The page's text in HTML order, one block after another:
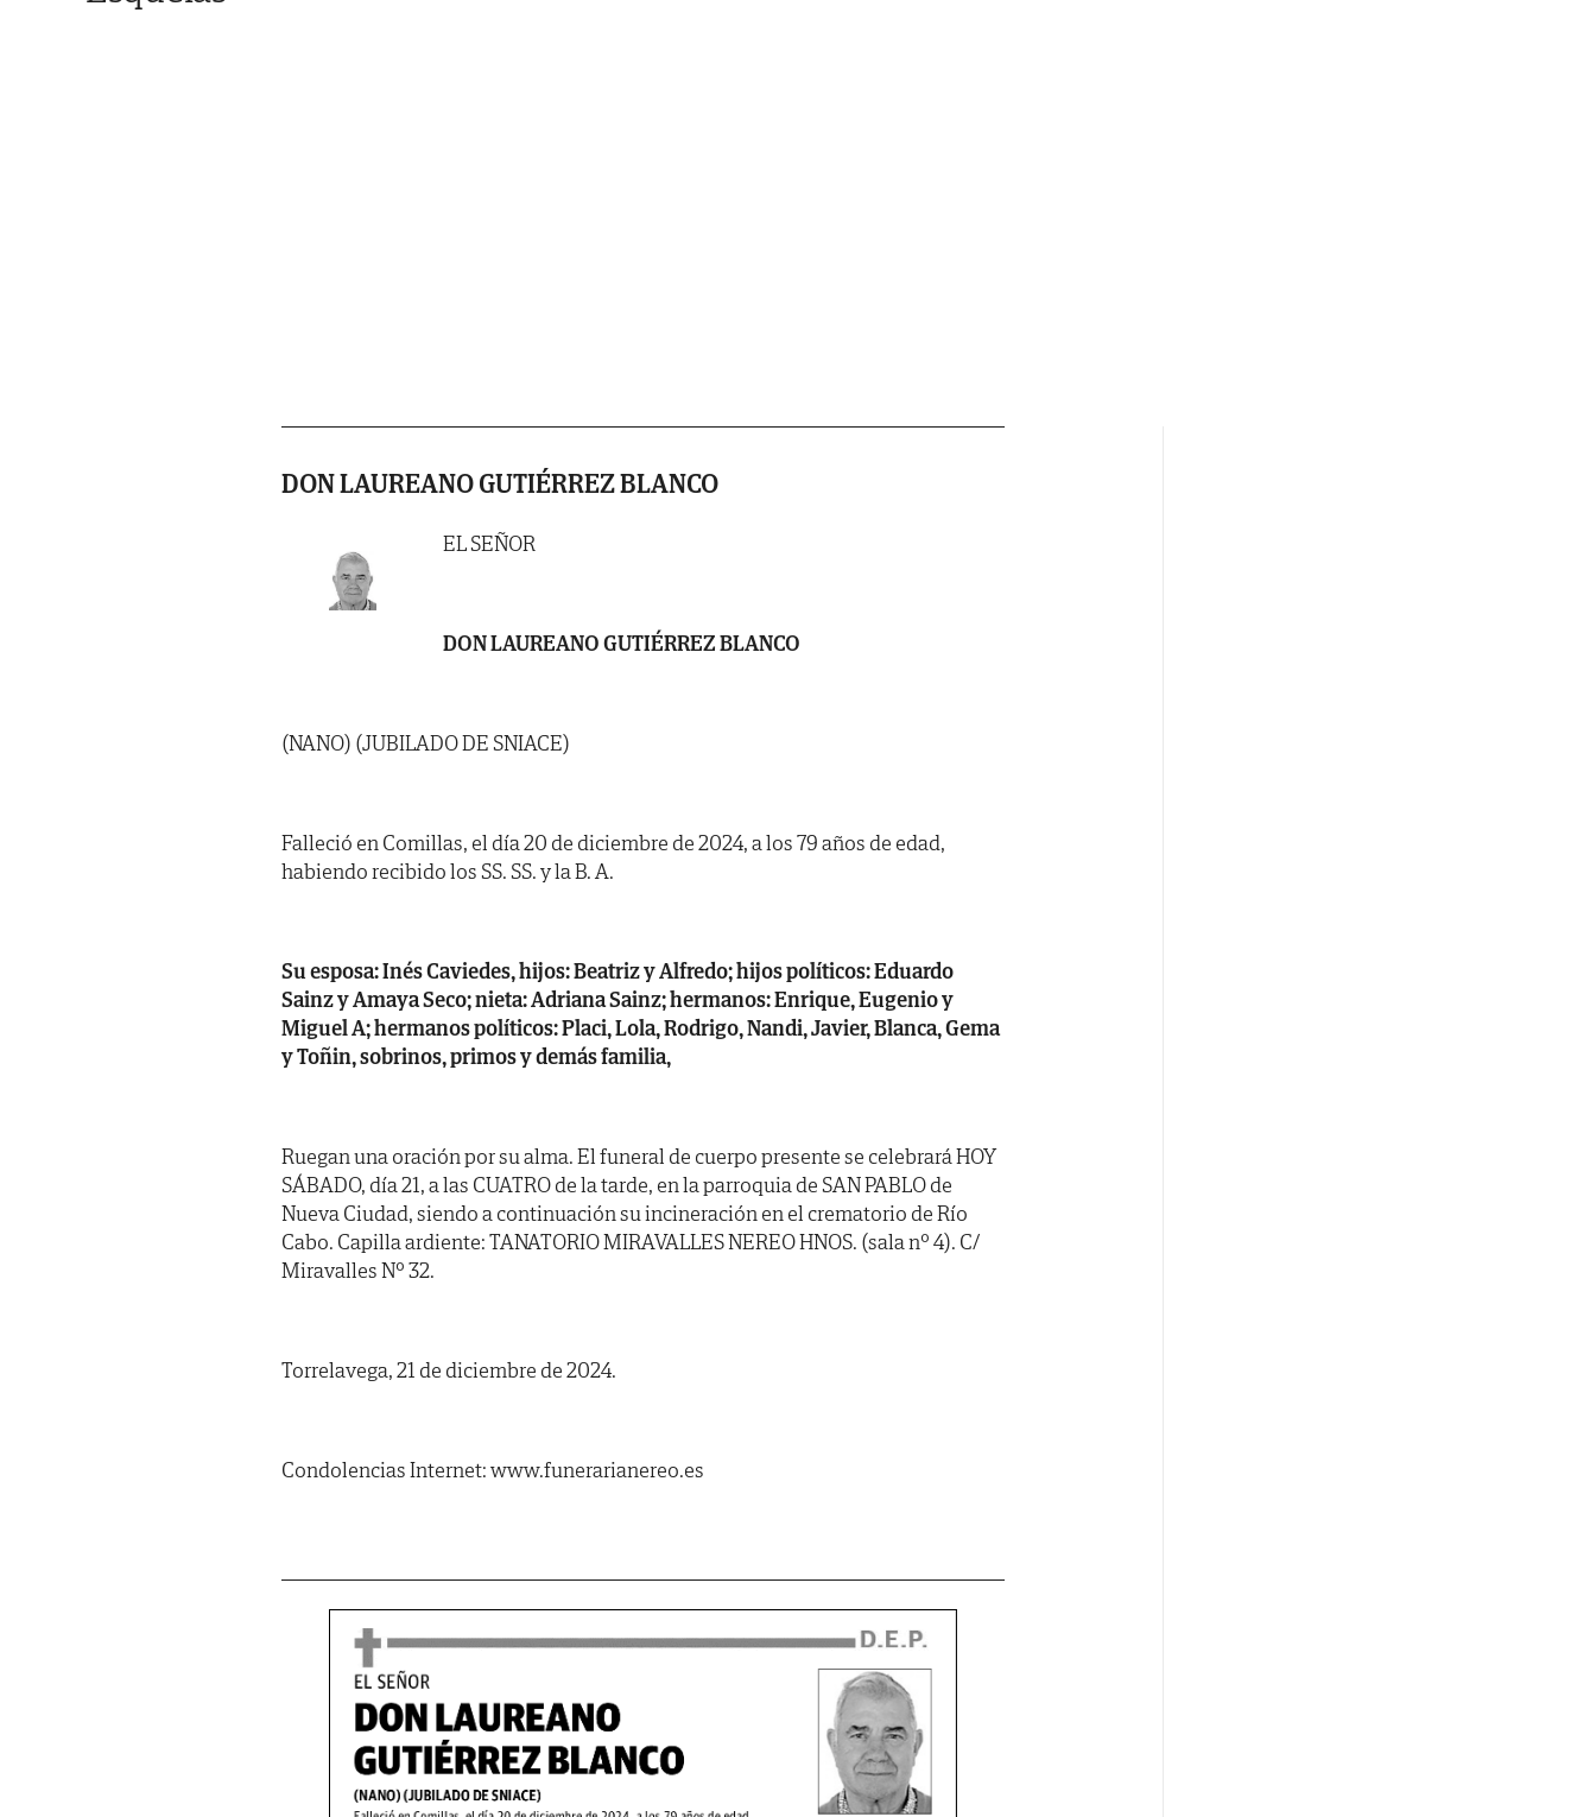
DON LAUREANO GUTIÉRREZ BLANCO
EL SEÑOR
DON LAUREANO GUTIÉRREZ BLANCO
(NANO) (JUBILADO DE SNIACE)
Falleció en Comillas, el día 20 de diciembre de 2024, a los 79 años de edad,
habiendo recibido los SS. SS. y la B. A.
Su esposa: Inés Caviedes, hijos: Beatriz y Alfredo; hijos políticos: Eduardo
Sainz y Amaya Seco; nieta: Adriana Sainz; hermanos: Enrique, Eugenio y
Miguel A; hermanos políticos: Placi, Lola, Rodrigo, Nandi, Javier, Blanca, Gema
y Toñin, sobrinos, primos y demás familia,
Ruegan una oración por su alma. El funeral de cuerpo presente se celebrará HOY
SÁBADO, día 21, a las CUATRO de la tarde, en la parroquia de SAN PABLO de
Nueva Ciudad, siendo a continuación su incineración en el crematorio de Río
Cabo. Capilla ardiente: TANATORIO MIRAVALLES NEREO HNOS. (sala nº 4). C/
Miravalles Nº 32.
Torrelavega, 21 de diciembre de 2024.
Condolencias Internet: www.funerarianereo.es